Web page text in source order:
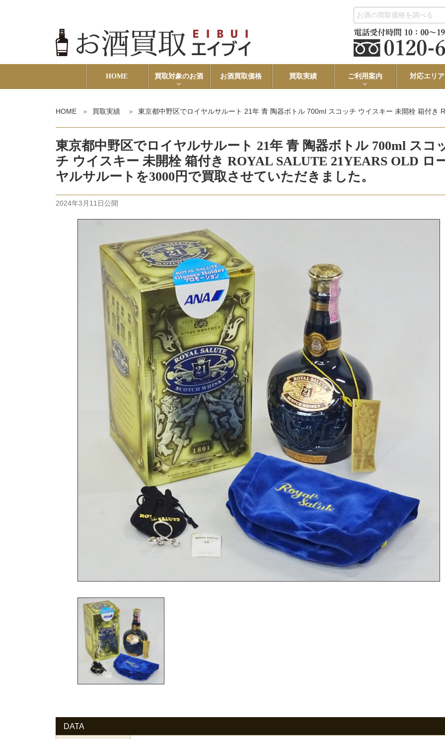
HOME 買取対象のお酒 お酒買取価格 買取実績 ご利用案内 対応エリア
HOME 買取実績 東京都中野区でロイヤルサルート 21年 青 陶器ボトル 700ml スコッチ ウイスキー 未開栓 箱付き ROYAL SALUTE
東京都中野区でロイヤルサルート 21年 青 陶器ボトル 700ml スコ
チ ウイスキー 未開栓 箱付き ROYAL SALUTE 21YEARS OLD ロ
ヤルサルートを3000円で買取させていただきました。
2024年3月11日公開
DATA